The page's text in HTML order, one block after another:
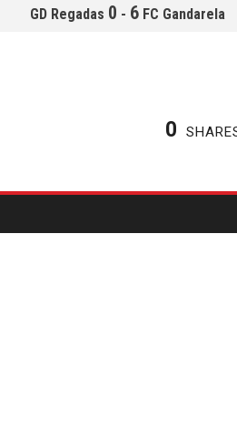
GD Regadas 0 - 6 FC Gandarela
0